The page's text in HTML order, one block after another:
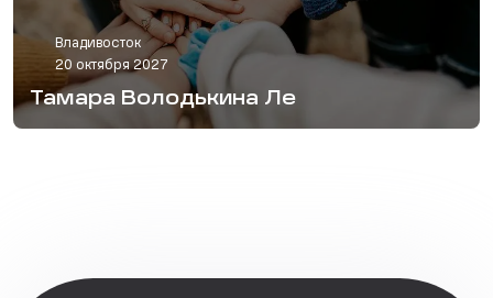
Владивосток
20 октября 2027
Тамара Володькина Ле